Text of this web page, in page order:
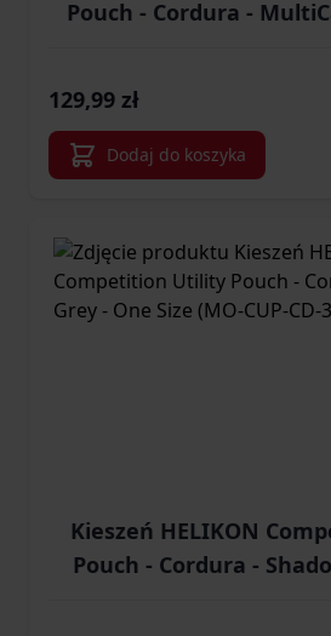
Pouch - Cordura -
129,99 zł
Dodaj do koszyka
Kieszeń HELIKON
Pouch - Cordura -